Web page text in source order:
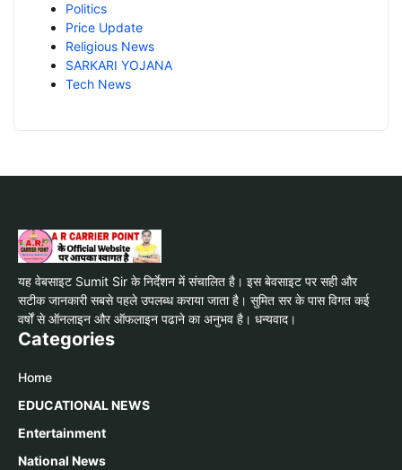
Politics
Price Update
Religious News
SARKARI YOJANA
Tech News
यह वेबसाइट Sumit Sir के निर्देशन में संचालित है। इस बेवसाइट पर सही और
सटीक जानकारी सबसे पहले उपलब्ध कराया जाता है। सुमित सर के पास विगत कई
वर्षों से ऑनलाइन और ऑफलाइन पढाने का अनुभव है। धन्यवाद।
Categories
Home
EDUCATIONAL NEWS
Entertainment
National News